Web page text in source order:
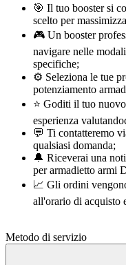
🎯 Il tuo booster si
scelto per
🎮 Un booster
navigare nelle
specifiche;
⚙️ Seleziona le tue
potenziamento
⭐ Goditi il tuo
esperienza
💬 Ti contatteremo
qualsiasi domanda;
🔔 Riceverai una
per armadietto armi
📈 Gli ordini
all'orario di acquisto
Metodo di servizio